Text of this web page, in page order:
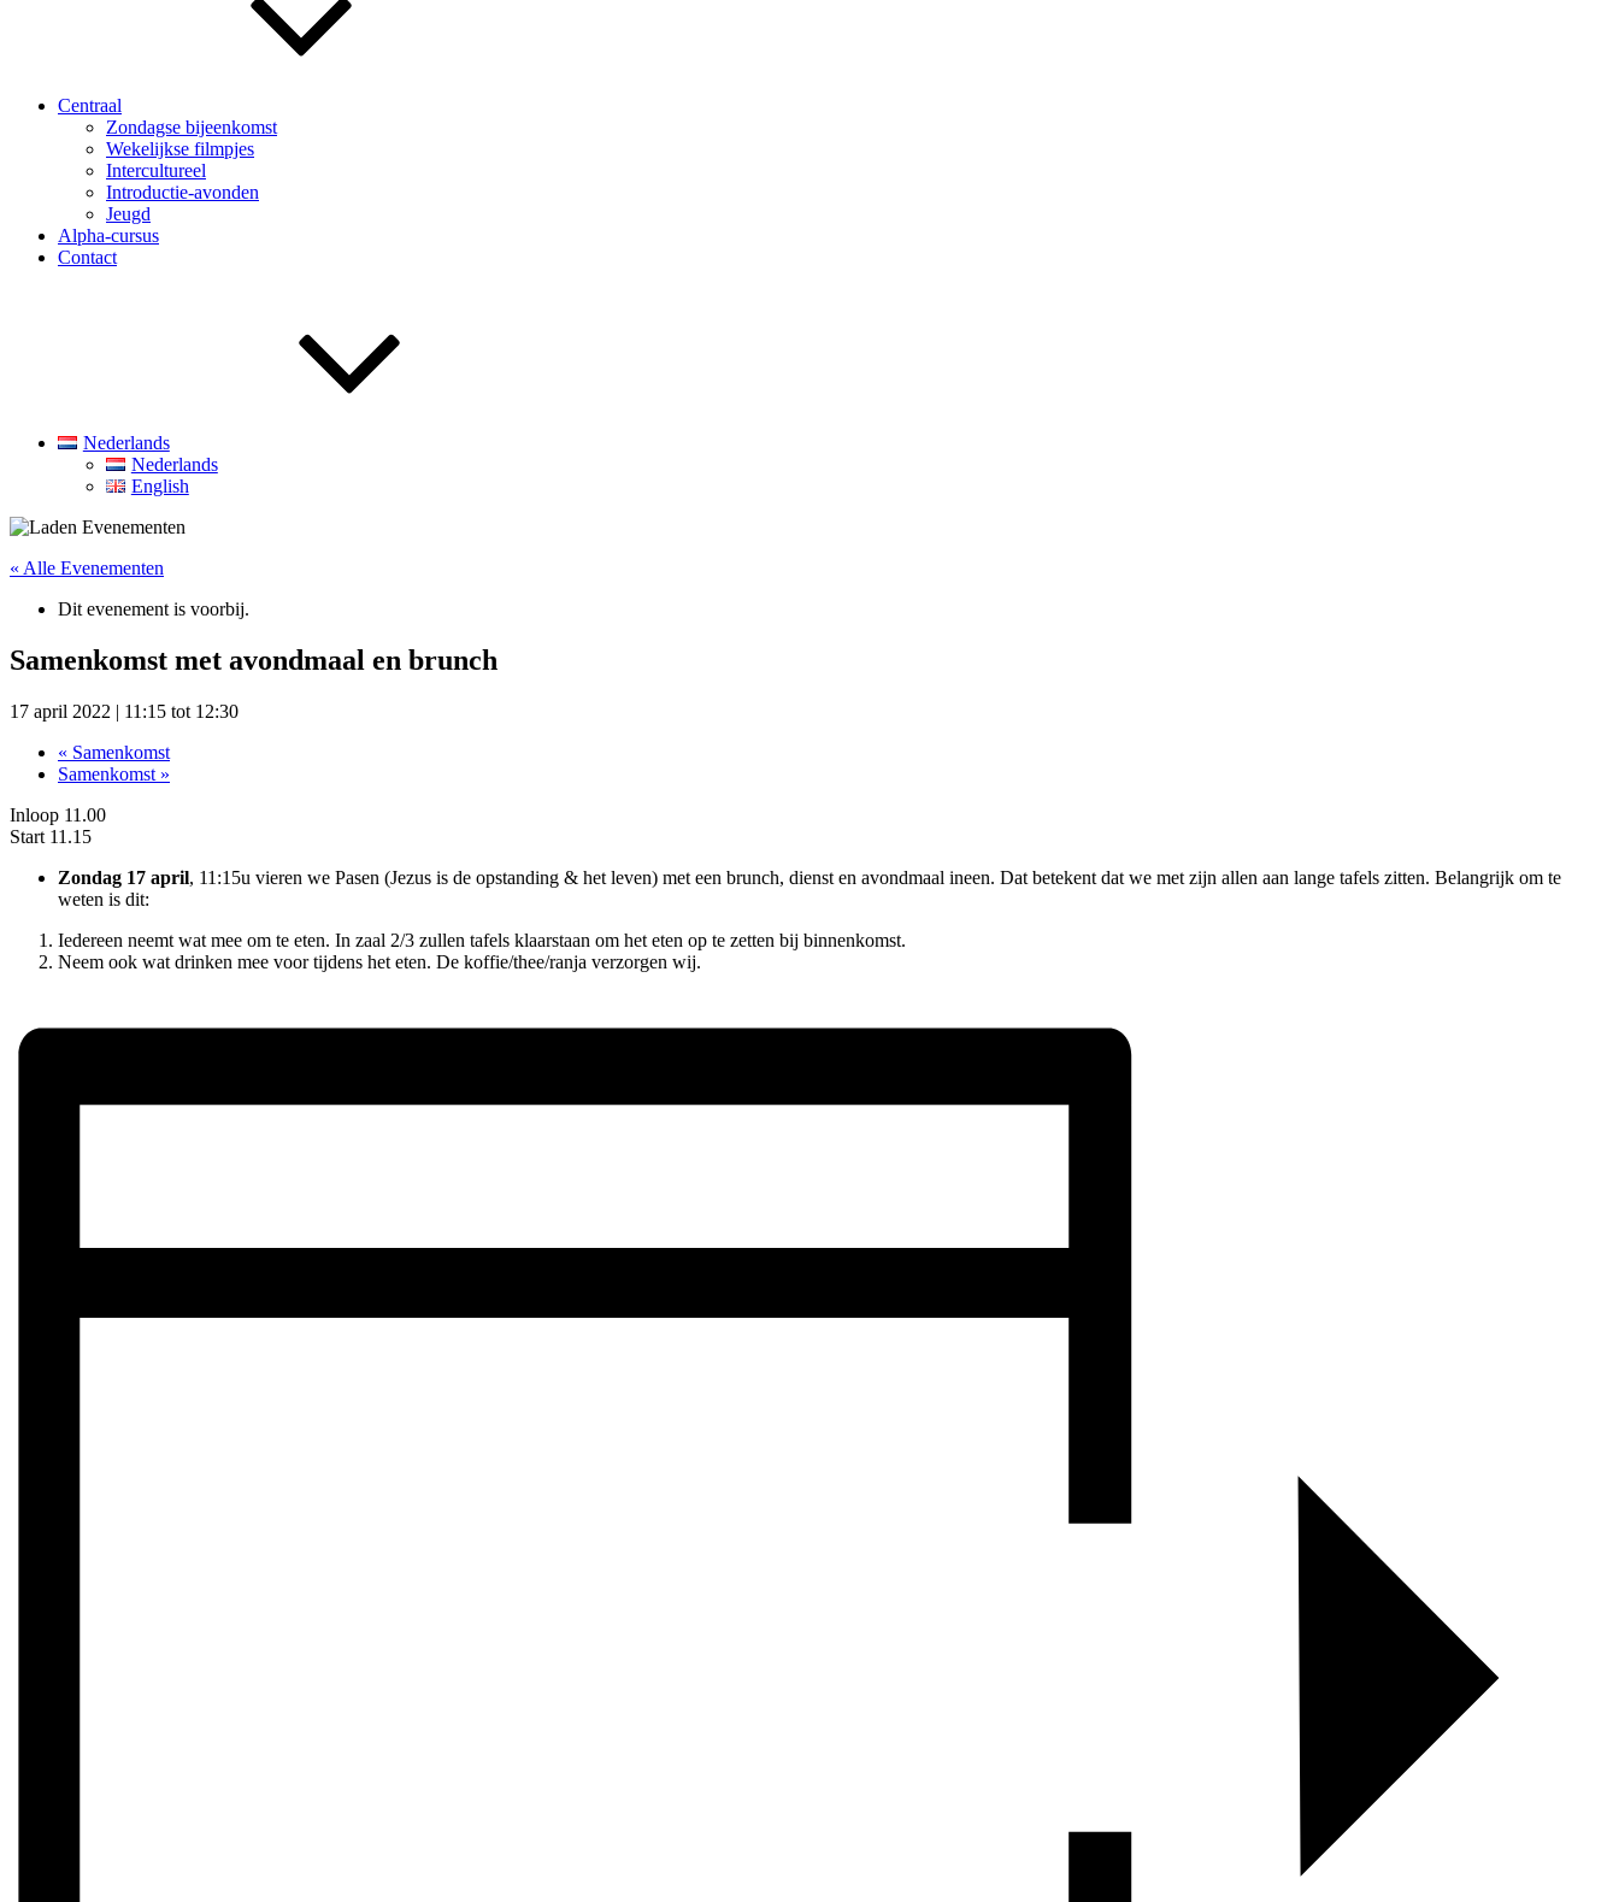
Centraal
Zondagse bijeenkomst
Wekelijkse filmpjes
Intercultureel
Introductie-avonden
Jeugd
Alpha-cursus
Contact
Nederlands
Nederlands
English
« Alle Evenementen
Dit evenement is voorbij.
Samenkomst met avondmaal en brunch
17 april 2022 | 11:15 tot 12:30
« Samenkomst
Samenkomst »
Inloop 11.00
Start 11.15
Zondag 17 april, 11:15u vieren we Pasen (Jezus is de opstanding & het leven) met een brunch, dienst en avondmaal ineen. Dat betekent dat we met zijn allen aan lange tafels zitten. Belangrijk om te
weten is dit:
Iedereen neemt wat mee om te eten. In zaal 2/3 zullen tafels klaarstaan om het eten op te zetten bij binnenkomst.
Neem ook wat drinken mee voor tijdens het eten. De koffie/thee/ranja verzorgen wij.